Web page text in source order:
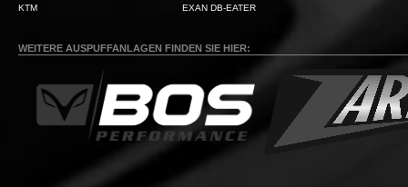
KTM EXAN DB-EATER
WEITERE AUSPUFFANLAGEN FINDEN SIE HIER: